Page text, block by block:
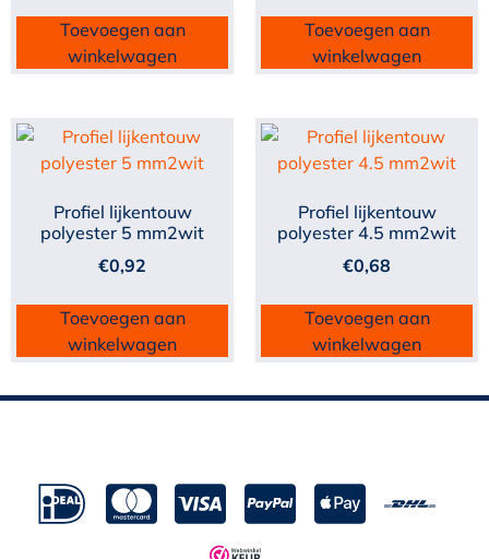
Toevoegen aan
winkelwagen
Toevoegen aan
winkelwagen
Profiel lijkentouw
polyester 5 mm2wit
€0,92
Toevoegen aan
winkelwagen
Profiel lijkentouw
polyester 4.5 mm2wit
€0,68
Toevoegen aan
winkelwagen